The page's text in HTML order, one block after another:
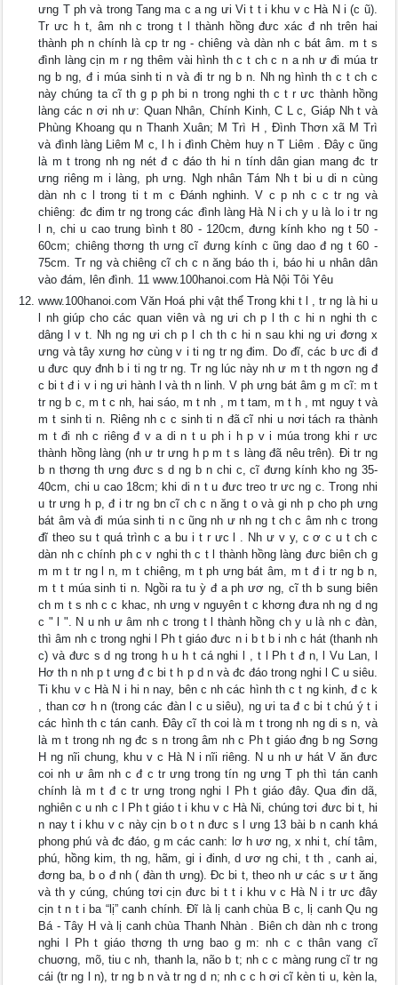
ưng T ph và trong Tang ma c a ng ưi Vi t t i khu v c Hà N i (c ũ).
Tr ưc h t, âm nh c trong t l thành hồng đưc xác đ nh trên hai
thành ph n chính là cp tr ng - chiêng và dàn nh c bát âm. m t s
đình làng cịn m r ng thêm vài hình th c t ch c n a nh ư đi múa tr
ng b ng, đ i múa sinh ti n và đi tr ng b n. Nh ng hình th c t ch c
này chúng ta cĩ th g p ph bi n trong nghi th c t r ưc thành hồng
làng các n ơi nh ư: Quan Nhân, Chính Kinh, C L c, Giáp Nh t và
Phùng Khoang qu n Thanh Xuân; M Trì H , Đình Thơn xã M Trì
và đình làng Liêm M c, l h i đình Chèm huy n T Liêm . Đây c ũng
là m t trong nh ng nét đ c đáo th hi n tính dân gian mang đc tr
ưng riêng m i làng, ph ưng. Ngh nhân Tám Nh t bi u di n cùng
dàn nh c l trong ti t m c Đánh nghinh. V c p nh c c tr ng và
chiêng: đc đim tr ng trong các đình làng Hà N i ch y u là lo i tr ng
l n, chi u cao trung bình t 80 - 120cm, đưng kính kho ng t 50 -
60cm; chiêng thơng th ưng cĩ đưng kính c ũng dao đ ng t 60 -
75cm. Tr ng và chiêng cĩ ch c n ăng báo th i, báo hi u nhân dân
vào đám, lên đình. 11 www.100hanoi.com Hà Nội Tôi Yêu
www.100hanoi.com Văn Hoá phi vật thể Trong khi t l , tr ng là hi u
l nh giúp cho các quan viên và ng ưi ch p l th c hi n nghi th c
dâng l v t. Nh ng ng ưi ch p l ch th c hi n sau khi ng ưi đơng x
ưng và tây xưng hơ cùng v i ti ng tr ng đim. Do đĩ, các b ưc đi đ
u đưc quy đnh b i ti ng tr ng. Tr ng lúc này nh ư m t th ngơn ng đ
c bi t đ i v i ng ưi hành l và th n linh. V ph ưng bát âm g m cĩ: m t
tr ng b c, m t c nh, hai sáo, m t nh , m t tam, m t h , mt nguy t và
m t sinh ti n. Riêng nh c c sinh ti n đã cĩ nhi u nơi tách ra thành
m t đi nh c riêng đ v a di n t u ph i h p v i múa trong khi r ưc
thành hồng làng (nh ư tr ưng h p m t s làng đã nêu trên). Đi tr ng
b n thơng th ưng đưc s d ng b n chi c, cĩ đưng kính kho ng 35-
40cm, chi u cao 18cm; khi di n t u đưc treo tr ưc ng c. Trong nhi
u tr ưng h p, đ i tr ng bn cĩ ch c n ăng t o và gi nh p cho ph ưng
bát âm và đi múa sinh ti n c ũng nh ư nh ng t ch c âm nh c trong
đĩ theo su t quá trình c a bu i t r ưc l . Nh ư v y, c ơ c u t ch c
dàn nh c chính ph c v nghi th c t l thành hồng làng đưc biên ch g
m m t tr ng l n, m t chiêng, m t ph ưng bát âm, m t đ i tr ng b n,
m t t múa sinh ti n. Ngồi ra tu ỳ đ a ph ươ ng, cĩ th b sung biên
ch m t s nh c c khac, nh ưng v nguyên t c khơng đưa nh ng d ng
c " l ". N u nh ư âm nh c trong t l thành hồng ch y u là nh c đàn,
thì âm nh c trong nghi l Ph t giáo đưc n i b t b i nh c hát (thanh nh
c) và đưc s d ng trong h u h t cá nghi l , t l Ph t đ n, l Vu Lan, l
Hơ th n nh p t ưng đ c bi t h p d n và đc đáo trong nghi l C u siêu.
Ti khu v c Hà N i hi n nay, bên c nh các hình th c t ng kinh, đ c k
, than cơ h n (trong các đàn l c u siêu), ng ưi ta đ c bi t chú ý t i
các hình th c tán canh. Đây cĩ th coi là m t trong nh ng di s n, và
là m t trong nh ng đc s n trong âm nh c Ph t giáo đng b ng Sơng
H ng nĩi chung, khu v c Hà N i nĩi riêng. N u nh ư hát V ăn đưc
coi nh ư âm nh c đ c tr ưng trong tín ng ưng T ph thì tán canh
chính là m t đ c tr ưng trong nghi l Ph t giáo đây. Qua đin dã,
nghiên c u nh c l Ph t giáo t i khu v c Hà Ni, chúng tơi đưc bi t, hi
n nay t i khu v c này cịn b o t n đưc s l ưng 13 bài b n canh khá
phong phú và đc đáo, g m các canh: lơ h ươ ng, x nhi t, chí tâm,
phú, hồng kim, th ng, hãm, gi i đinh, d ươ ng chi, t th , canh ai,
đơng ba, b o đ nh ( đàn th ưng). Đc bi t, theo nh ư các s ư t ăng
và th y cúng, chúng tơi cịn đưc bi t t i khu v c Hà N i tr ưc đây
cịn t n t i ba “lị” canh chính. Đĩ là lị canh chùa B c, lị canh Qu ng
Bá - Tây H và lị canh chùa Thanh Nhàn . Biên ch dàn nh c trong
nghi l Ph t giáo thơng th ưng bao g m: nh c c thân vang cĩ
chuơng, mõ, tiu c nh, thanh la, não b t; nh c c màng rung cĩ tr ng
cái (tr ng l n), tr ng b n và tr ng d n; nh c c h ơi cĩ kèn ti u, kèn la,